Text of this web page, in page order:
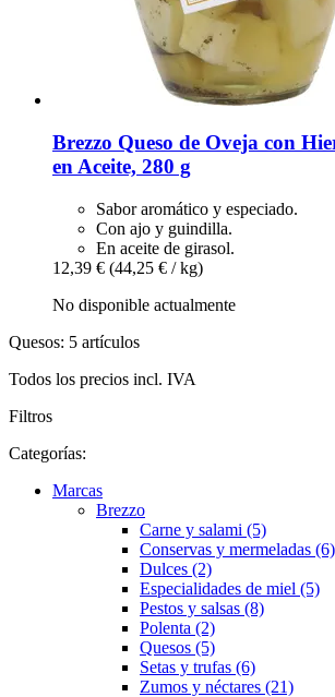
Brezzo Queso de Oveja con
en Aceite, 280 g
Sabor aromático y especiado.
Con ajo y guindilla.
En aceite de girasol.
12,39 € (44,25 € / kg)
No disponible actualmente
Quesos: 5 artículos
Todos los precios incl. IVA
Filtros
Categorías:
Marcas
Brezzo
Carne y salami (5)
Conservas y mermeladas (6)
Dulces (2)
Especialidades de miel (5)
Pestos y salsas (8)
Polenta (2)
Quesos (5)
Setas y trufas (6)
Zumos y néctares (21)